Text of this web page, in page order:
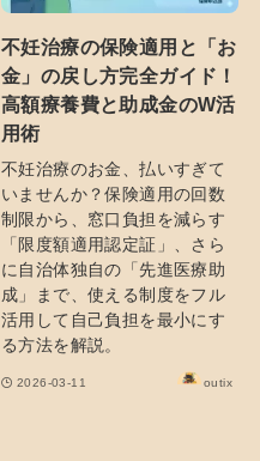
不妊治療の保険適用と「お
金」の戻し方完全ガイド！
高額療養費と助成金のW活
用術
不妊治療のお金、払いすぎて
いませんか？保険適用の回数
制限から、窓口負担を減らす
「限度額適用認定証」、さら
に自治体独自の「先進医療助
成」まで、使える制度をフル
活用して自己負担を最小にす
る方法を解説。
2026-03-11 outix